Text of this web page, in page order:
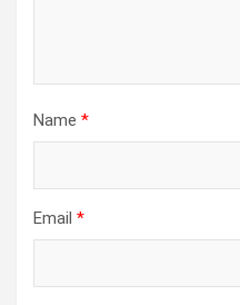
Name *
Email *